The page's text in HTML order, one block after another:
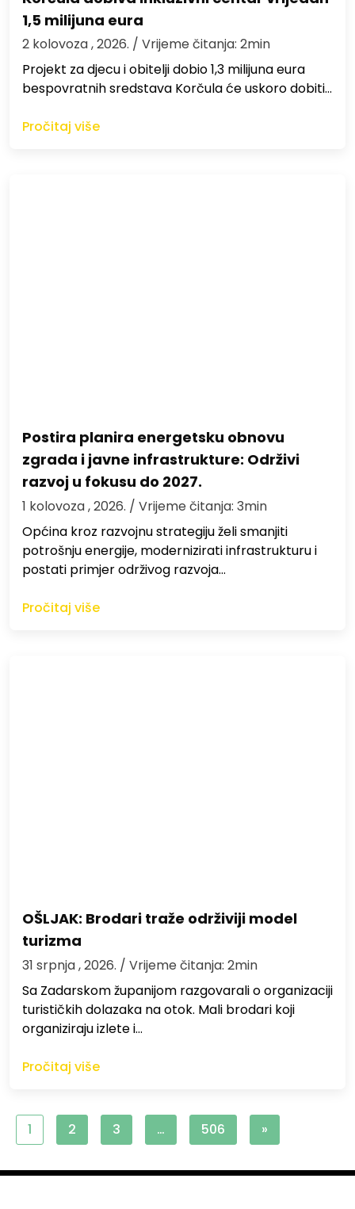
1,5 milijuna eura
2 kolovoza , 2026. / Vrijeme čitanja: 2min
Projekt za djecu i obitelji dobio 1,3 milijuna eura
bespovratnih sredstava Korčula će uskoro dobiti…
Pročitaj više
Postira planira energetsku obnovu
zgrada i javne infrastrukture: Održivi
razvoj u fokusu do 2027.
1 kolovoza , 2026. / Vrijeme čitanja: 3min
Općina kroz razvojnu strategiju želi smanjiti
potrošnju energije, modernizirati infrastrukturu i
postati primjer održivog razvoja…
Pročitaj više
OŠLJAK: Brodari traže održiviji model
turizma
31 srpnja , 2026. / Vrijeme čitanja: 2min
Sa Zadarskom županijom razgovarali o organizaciji
turističkih dolazaka na otok. Mali brodari koji
organiziraju izlete i…
Pročitaj više
1 2 3 … 506 »